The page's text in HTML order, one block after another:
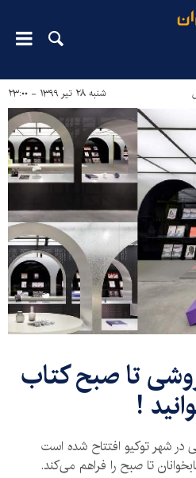
شنبه ۲۸ تیر ۱۳۹۹ - ۲۳:۰۰
تا صبح کتاب
!
در شهر توکیو افتتاح شده است
تا صبح را فراهم می‌کند.